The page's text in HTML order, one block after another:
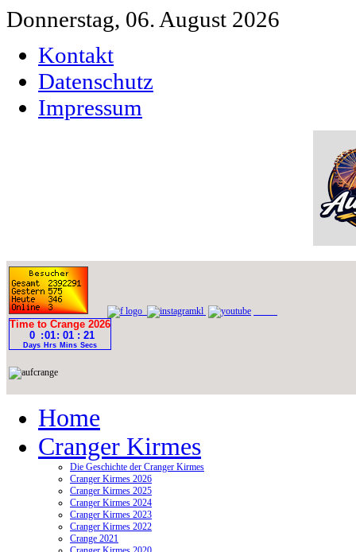
Donnerstag, 06. August 2026
Kontakt
Datenschutz
Impressum
Home
Cranger Kirmes
Die Geschichte der Cranger Kirmes
Cranger Kirmes 2026
Cranger Kirmes 2025
Cranger Kirmes 2024
Cranger Kirmes 2023
Cranger Kirmes 2022
Crange 2021